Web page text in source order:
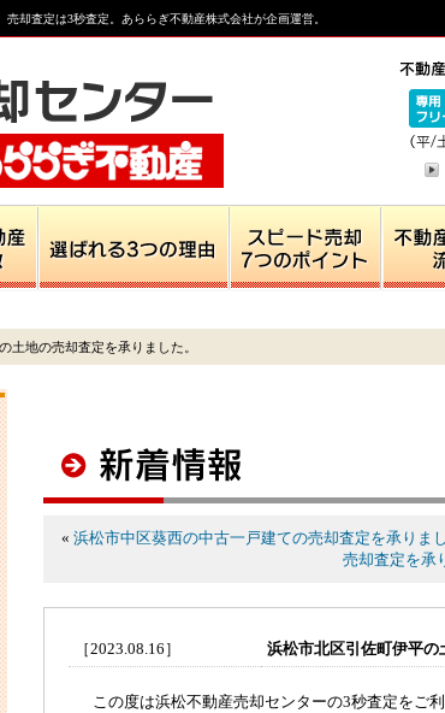
却査定は3秒査定。あららぎ不動産株式会社が企画運営。
土地の売却査定を承りました。
« 浜松市中区葵西の中古一戸建ての売却査定を承りまし
売却査定を承
［2023.08.16］ 浜松市北区引佐町伊平の
この度は浜松不動産売却センターの3秒査定をご